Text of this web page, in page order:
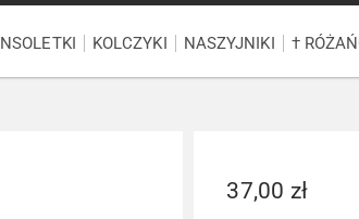
KOLCZYKI NASZYJNIKI †
37,00 zł